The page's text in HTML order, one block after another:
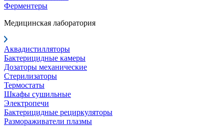
Ферментеры
Медицинская лаборатория
Аквадистилляторы
Бактерицидные камеры
Дозаторы механические
Стерилизаторы
Термостаты
Шкафы сушильные
Электропечи
Бактерицидные рециркуляторы
Размораживатели плазмы